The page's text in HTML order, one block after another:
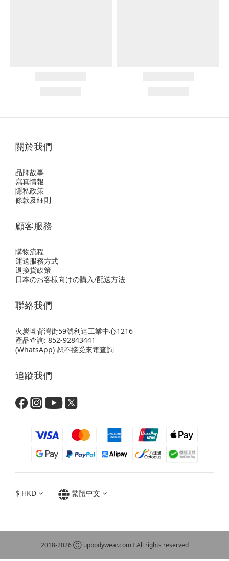
關於我們
品牌故事
寫真情報
隱私政策
條款及細則
顧客服務
購物流程
運送服務方式
退換貨政策
日本のお客様向けの購入/配送方法
聯絡我們
火炭坳背灣街59號利達工業中心1216
產品查詢: 852-92843441
(WhatsApp) 恕不接受來電查詢
追蹤我們
$ HKD 繁體中文
2018-2026 Ⓒ upbodywear.com I All rights reserved